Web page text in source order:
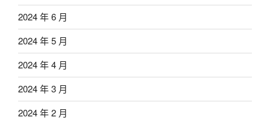
2024 年 6 月
2024 年 5 月
2024 年 4 月
2024 年 3 月
2024 年 2 月